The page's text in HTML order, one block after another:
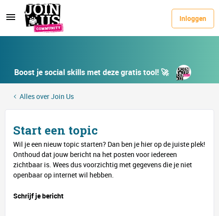
Inloggen
Boost je social skills met deze gratis tool! 🚀
Alles over Join Us
Start een topic
Wil je een nieuw topic starten? Dan ben je hier op de juiste plek!
Onthoud dat jouw bericht na het posten voor iedereen
zichtbaar is. Wees dus voorzichtig met gegevens die je niet
openbaar op internet wil hebben.
Schrijf je bericht